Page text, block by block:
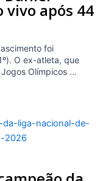
vivo após 44
foi
O ex-atleta, que
Olímpicos ...